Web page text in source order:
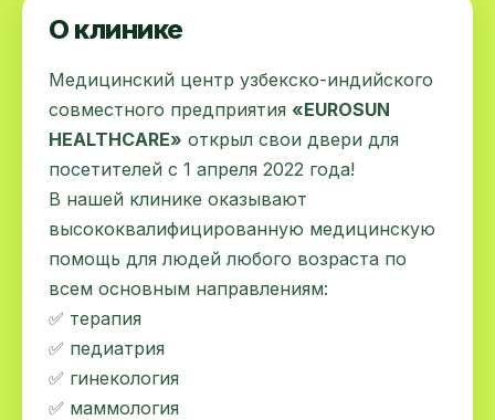
О клинике
Медицинский центр узбекско-индийского
совместного предприятия «EUROSUN
HEALTHCARE» открыл свои двери для
посетителей с 1 апреля 2022 года!
В нашей клинике оказывают
высококвалифицированную медицинскую
помощь для людей любого возраста по
всем основным направлениям:
✅ терапия
✅ педиатрия
✅ гинекология
✅ маммология